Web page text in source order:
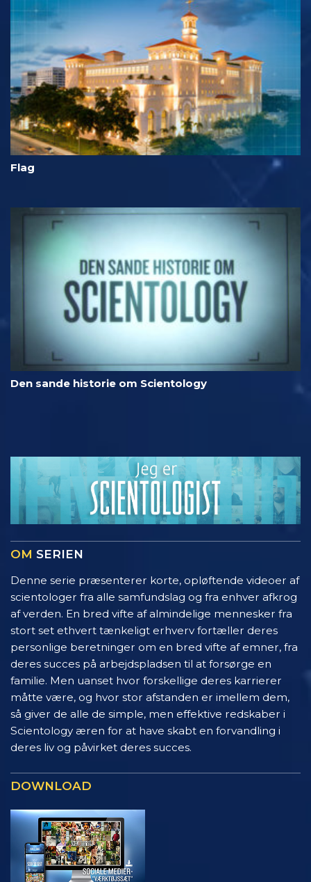
Flag
Den sande historie om Scientology
OM SERIEN
Denne serie præsenterer korte, opløftende videoer af
scientologer fra alle samfundslag og fra enhver afkrog
af verden. En bred vifte af almindelige mennesker fra
stort set ethvert tænkeligt erhverv fortæller deres
personlige beretninger om en bred vifte af emner, fra
deres succes på arbejdspladsen til at forsørge en
familie. Men uanset hvor forskellige deres karrierer
måtte være, og hvor stor afstanden er imellem dem,
så giver de alle de simple, men effektive redskaber i
Scientology æren for at have skabt en forvandling i
deres liv og påvirket deres succes.
DOWNLOAD